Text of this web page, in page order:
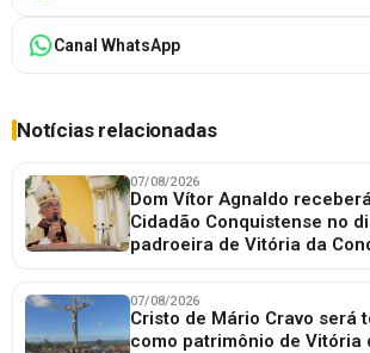
Canal WhatsApp
Notícias relacionadas
07/08/2026
Dom Vítor Agnaldo
Cidadão Conquistense no
padroeira de Vitória da
07/08/2026
Cristo de Mário Cravo será
como patrimônio de Vitória